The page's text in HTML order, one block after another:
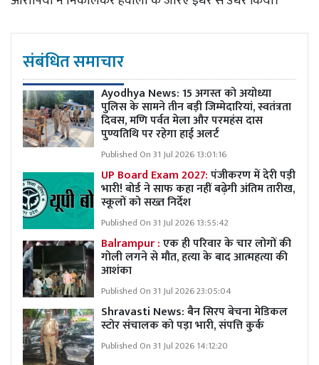
संबंधित समाचार
Ayodhya News: 15 अगस्त को अयोध्या
पुलिस के सामने तीन बड़ी जिम्मेदारियां, स्वतंत्रता
दिवस, मणि पर्वत मेला और परमहंस दास
पुण्यतिथि पर रहेगा हाई अलर्ट
Published On 31 Jul 2026 13:01:16
UP Board Exam 2027:पंजीकरण में देरी पड़ी
भारी! बोर्ड ने साफ कहा नहीं बढ़ेगी अंतिम तारीख,
स्कूलों को सख्त निर्देश
Published On 31 Jul 2026 13:55:42
Balrampur :एक ही परिवार के चार लोगों की
गोली लगने से मौत, हत्या के बाद आत्महत्या की
आशंका
Published On 31 Jul 2026 23:05:04
Shravasti News:बैन सिरप बेचना मेडिकल
स्टोर संचालक को पड़ा भारी, संपत्ति कुर्क
Published On 31 Jul 2026 14:12:20